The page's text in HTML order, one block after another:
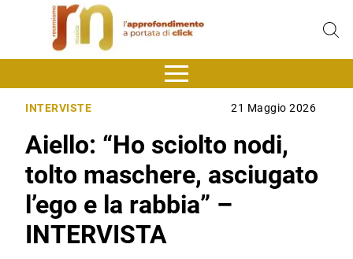
INTERVISTE 21 Maggio 2026
Aiello: “Ho sciolto nodi,
tolto maschere, asciugato
l’ego e la rabbia” –
INTERVISTA